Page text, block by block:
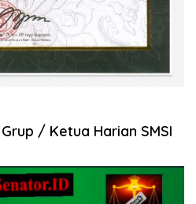
/ Ketua Harian SMSI